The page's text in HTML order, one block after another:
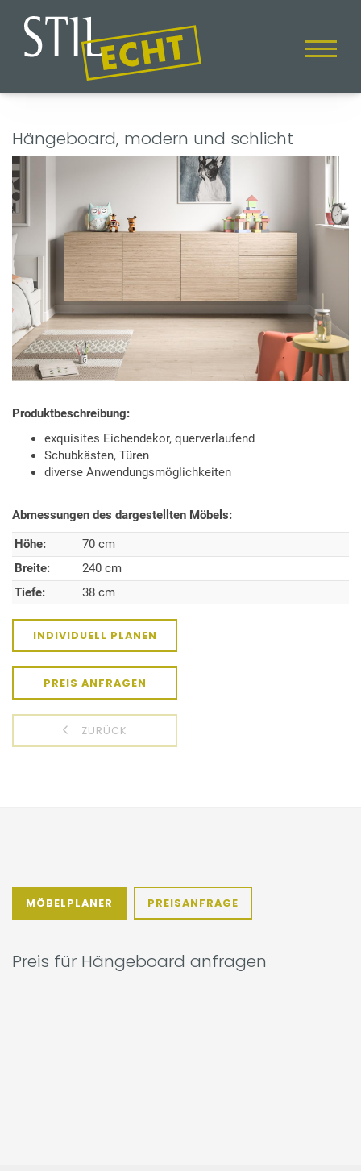
Hängeboard, modern und schlicht
Produktbeschreibung:
exquisites Eichendekor, querverlaufend
Schubkästen, Türen
diverse Anwendungsmöglichkeiten
Abmessungen des dargestellten Möbels:
Höhe:
70 cm
Breite:
240 cm
Tiefe:
38 cm
INDIVIDUELL PLANEN
PREIS ANFRAGEN
ZURÜCK
MÖBELPLANER PREISANFRAGE
Preis für Hängeboard anfragen